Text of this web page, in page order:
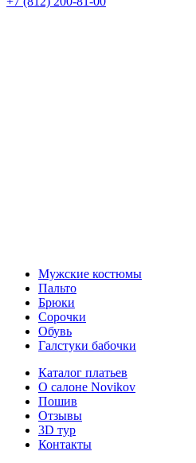
Мужские костюмы
Пальто
Брюки
Сорочки
Обувь
Галстуки бабочки
Каталог платьев
О салоне Novikov
Пошив
Отзывы
3D тур
Контакты